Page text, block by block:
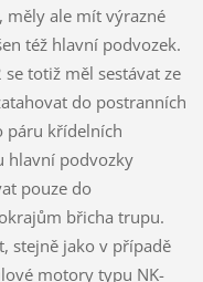
ale mít výrazné
též hlavní podvozek.
totiž měl sestávat ze
do postranních
páru křídelních
hlavní podvozky
pouze do
břicha trupu.
stejně jako v případě
motory typu NK-